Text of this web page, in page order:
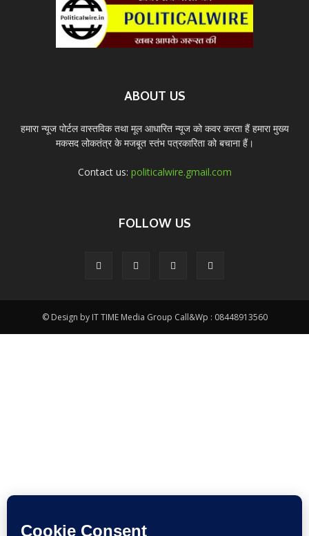
ABOUT US
हमारा न्यूज पोर्टल वास्तविक तथा मूल आधारित न्यूज को कवर करता हैं हमारा मुख्य
मकसद लोकतंत्र के मजबूत स्तंभ पत्रकारिता को बचाना हैं।
Contact us: politicalwire.gmail.com
FOLLOW US
© Design by IT TIME Media Group Call&Wp : 08448913560